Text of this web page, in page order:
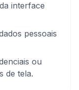
interface
pessoais
ou
de tela.